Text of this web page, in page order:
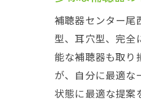
補聴器センター尾
型、耳穴型、完全
能な補聴器も取り
が、自分に最適な
状態に最適な提案